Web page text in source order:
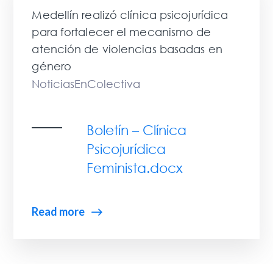
Medellín realizó clínica psicojurídica
para fortalecer el mecanismo de
atención de violencias basadas en
género
NoticiasEnColectiva
Boletín – Clínica
Psicojurídica
Feminista.docx
Read more